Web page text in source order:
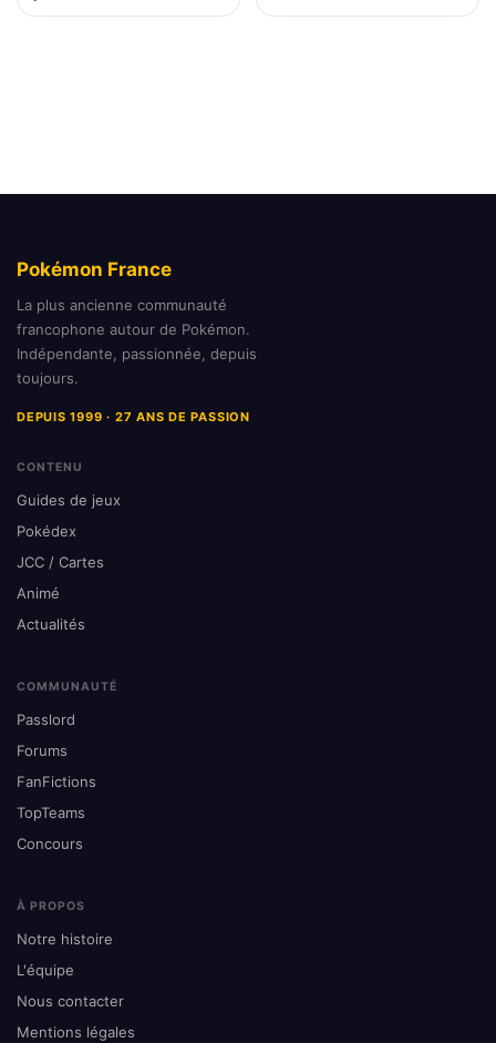
Pokémon France
La plus ancienne communauté
francophone autour de Pokémon.
Indépendante, passionnée, depuis
toujours.
DEPUIS 1999 · 27 ANS DE PASSION
CONTENU
Guides de jeux
Pokédex
JCC / Cartes
Animé
Actualités
COMMUNAUTÉ
Passlord
Forums
FanFictions
TopTeams
Concours
À PROPOS
Notre histoire
L'équipe
Nous contacter
Mentions légales